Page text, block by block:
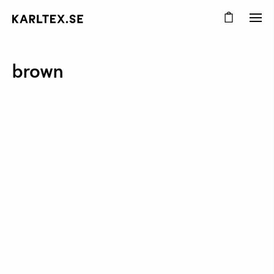
brown